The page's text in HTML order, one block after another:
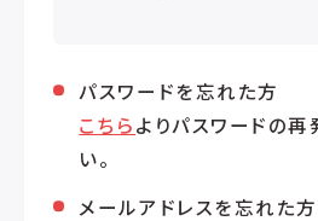
パスワードを忘れた方
こちらよりパスワードの再
い。
メールアドレスを忘れた方